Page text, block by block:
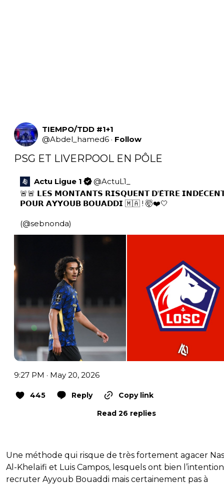
TIEMPO/TDD #1+1
@Abdel_hamed6 · Follow
PSG ET LIVERPOOL EN PÔLE
Actu Ligue 1 @ActuL1_
🚨🚨 𝗟𝗘𝗦 𝗠𝗢𝗡𝗧𝗔𝗡𝗧𝗦 𝗥𝗜𝗦𝗤𝗨𝗘𝗡𝗧 𝗗'𝗘̂𝗧𝗥𝗘
𝗣𝗢𝗨𝗥 𝗔𝗬𝗬𝗢𝗨𝗕 𝗕𝗢𝗨𝗔𝗗𝗗𝗜 🇲🇦 ! 🤯❤️🤍
(@sebnonda)
9:27 PM · May 20, 2026
445 Reply
Copy link
Read 26 replies
Une méthode qui risque de très fortement agacer
Al-Khelaïfi et Luis Campos, lesquels ont bien
recruter Ayyoub Bouaddi mais certainement pas à